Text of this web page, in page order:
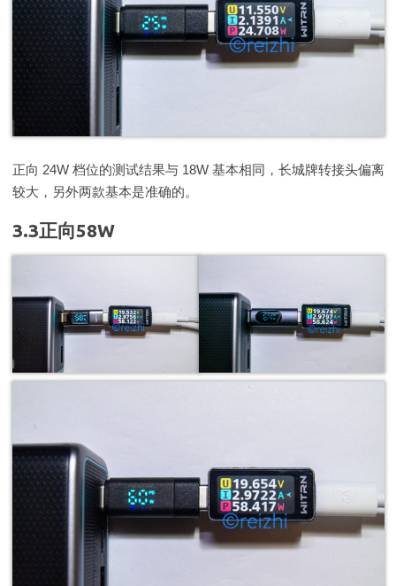
正向 24W 档位的测试结果与 18W 基本相同，长城牌转接头偏离
较大，另外两款基本是准确的。
3.3正向58W